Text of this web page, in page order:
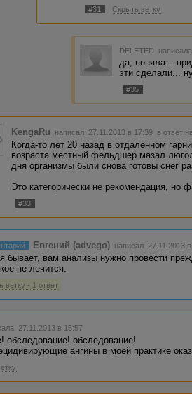
#31 Скрыть ветку
DELETED
да, поняла...
эти сделали...
#35
KengaRu написал 27.11.2013 в 17:39 в ответ
Когда-то лет 20 назад в отдаленном
возраста местный фельдшер мазал
дня организмы были снова готовы снег
Это категорически не рекомендация, но
#33
Евгений (advego) написал 27.11.2013
бывает, вам анализы нужно провести
не лечится.
ветку - 1 ответ
27.11.2013 в 15:57
обследование! обследование!
ангины в моей практике